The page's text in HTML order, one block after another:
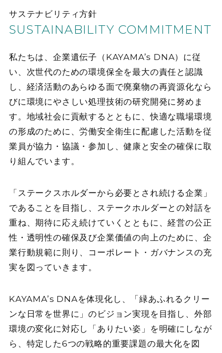
サステナビリティ方針
SUSTAINABILITY COMMITMENT
私たちは、企業遺伝子（KAYAMA’s DNA）に従
い、次世代のための環境保全を最大の責任と認識
し、経済活動のあらゆる面で廃棄物の再資源化なら
びに環境にやさしい処理技術の研究開発に努めま
す。地域社会に貢献するとともに、快適な職場環境
の形成のために、労働安全衛生に配慮した活動を従
業員が協力・協議・参加し、健康と安全の確保に取
り組んでいます。
「ステークスホルダーから必要とされ続ける企業」
であることを目指し、ステークホルダーとの対話を
重ね、期待に応え続けていくとともに、経営の公正
性・透明性の確保及び企業価値の向上のために、企
業行動規範に則り、コーポレート・ガバナンスの充
実を図っていきます。
KAYAMA’s DNAを体現化し、「緑あふれるクリー
ンな日常を世界に」のビジョン実現を目指し、外部
環境の変化に対応し「ありたい姿」を明確にしなが
ら、特定した6つの戦略的重要課題の最大化を図